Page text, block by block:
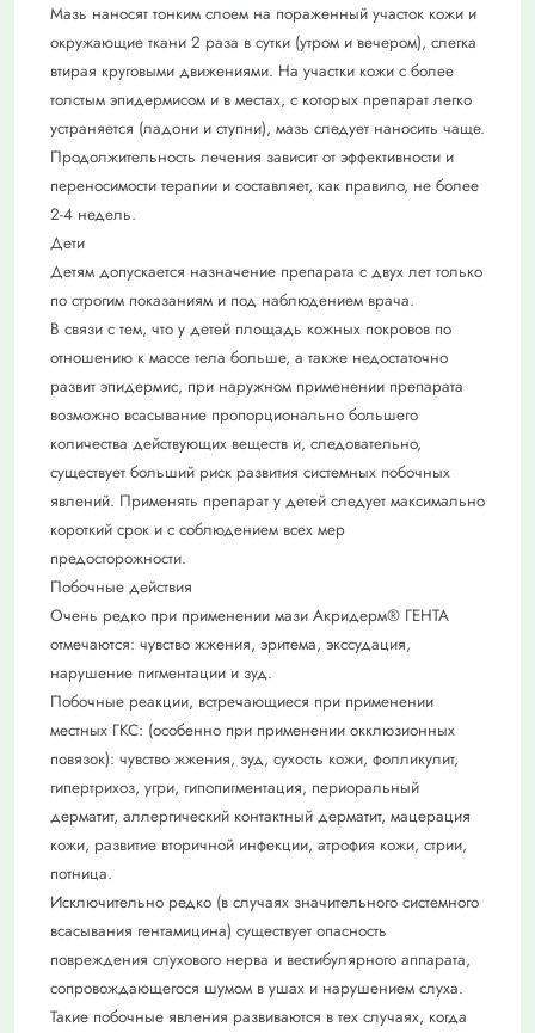
Мазь наносят тонким слоем на пораженный участок кожи и
окружающие ткани 2 раза в сутки (утром и вечером), слегка
втирая круговыми движениями. На участки кожи с более
толстым эпидермисом и в местах, с которых препарат легко
устраняется (ладони и ступни), мазь следует наносить чаще.
Продолжительность лечения зависит от эффективности и
переносимости терапии и составляет, как правило, не более
2-4 недель.
Дети
Детям допускается назначение препарата с двух лет только
по строгим показаниям и под наблюдением врача.
В связи с тем, что у детей площадь кожных покровов по
отношению к массе тела больше, а также недостаточно
развит эпидермис, при наружном применении препарата
возможно всасывание пропорционально большего
количества действующих веществ и, следовательно,
существует больший риск развития системных побочных
явлений. Применять препарат у детей следует максимально
короткий срок и с соблюдением всех мер
предосторожности.
Побочные действия
Очень редко при применении мази Акридерм® ГЕНТА
отмечаются: чувство жжения, эритема, экссудация,
нарушение пигментации и зуд.
Побочные реакции, встречающиеся при применении
местных ГКС: (особенно при применении окклюзионных
повязок): чувство жжения, зуд, сухость кожи, фолликулит,
гипертрихоз, угри, гипопигментация, периоральный
дерматит, аллергический контактный дерматит, мацерация
кожи, развитие вторичной инфекции, атрофия кожи, стрии,
потница.
Исключительно редко (в случаях значительного системного
всасывания гентамицина) существует опасность
повреждения слухового нерва и вестибулярного аппарата,
сопровождающегося шумом в ушах и нарушением слуха.
Такие побочные явления развиваются в тех случаях, когда